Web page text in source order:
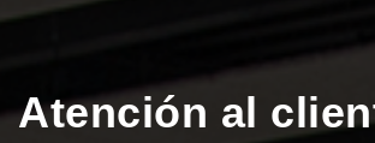
Atención al